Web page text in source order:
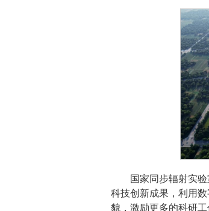
国家同步辐射实
科技创新成果，利用
貌，激励更多的科研